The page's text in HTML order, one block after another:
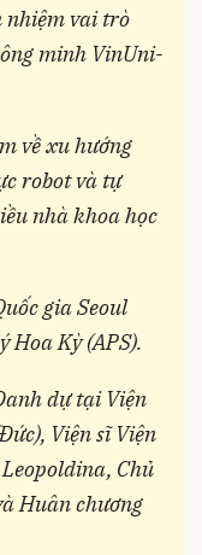
nhiệm vai trò
minh VinUni-
về xu hướng
robot và tự
nhà khoa học
gia Seoul
Hoa Kỳ (APS).
dự tại Viện
Viện sĩ Viện
Chủ
Huân chương